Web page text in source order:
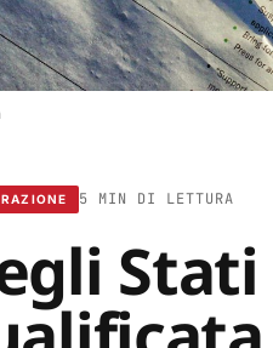
5 MIN DI LETTURA